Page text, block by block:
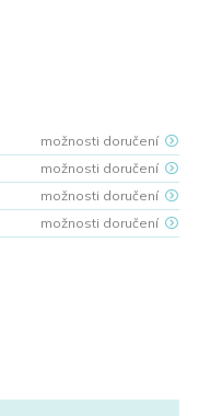
možnosti doručení
možnosti doručení
možnosti doručení
možnosti doručení